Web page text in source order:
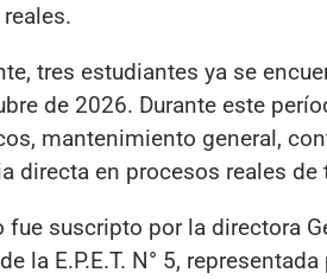
tres estudiantes ya se
de 2026. Durante este
mantenimiento general,
directa en procesos reales de
fue suscripto por la directora
la E.P.E.T. N° 5,